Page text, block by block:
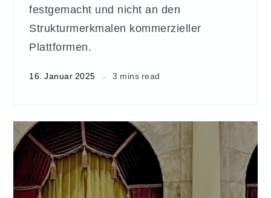
festgemacht und nicht an den
Strukturmerkmalen kommerzieller
Plattformen.
16. Januar 2025 3 mins read